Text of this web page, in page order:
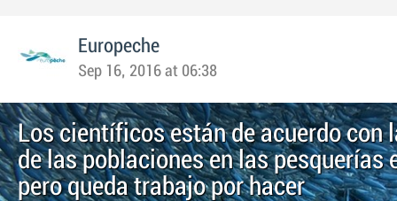
Europeche
Sep 16, 2016 at 06:38
Los científicos están de acuerdo con
de las poblaciones en las pesquerías
pero queda trabajo por hacer